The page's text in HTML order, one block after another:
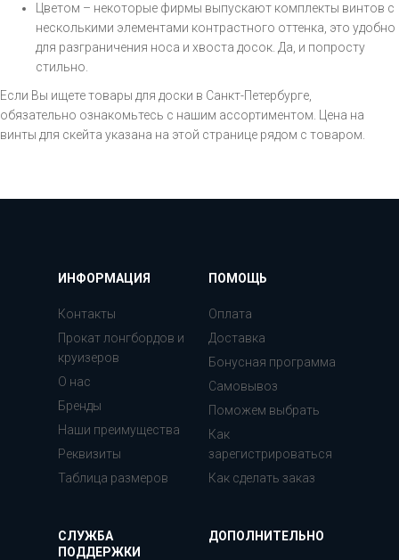
Цветом – некоторые фирмы выпускают комплекты винтов с
несколькими элементами контрастного оттенка, это удобно
для разграничения носа и хвоста досок. Да, и попросту
стильно.
Если Вы ищете товары для доски в Санкт-Петербурге,
обязательно ознакомьтесь с нашим ассортиментом. Цена на
винты для скейта указана на этой странице рядом с товаром.
ИНФОРМАЦИЯ
Контакты
Прокат лонгбордов и
круизеров
О нас
Бренды
Наши преимущества
Реквизиты
Таблица размеров
ПОМОЩЬ
Оплата
Доставка
Бонусная программа
Самовывоз
Поможем выбрать
Как
зарегистрироваться
Как сделать заказ
СЛУЖБА
ПОДДЕРЖКИ
ДОПОЛНИТЕЛЬНО